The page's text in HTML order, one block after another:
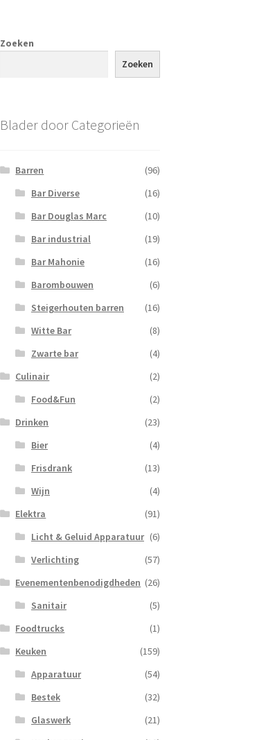
Zoeken
Zoeken
Blader door Categorieën
Barren
(96)
Bar Diverse
(16)
Bar Douglas Marc
(10)
Bar industrial
(19)
Bar Mahonie
(16)
Barombouwen
(6)
Steigerhouten barren
(16)
Witte Bar
(8)
Zwarte bar
(4)
Culinair
(2)
Food&Fun
(2)
Drinken
(23)
Bier
(4)
Frisdrank
(13)
Wijn
(4)
Elektra
(91)
Licht & Geluid Apparatuur (6)
Verlichting
(57)
Evenementenbenodigdheden (26)
Sanitair
(5)
Foodtrucks
(1)
Keuken
(159)
Apparatuur
(54)
Bestek
(32)
Glaswerk
(21)